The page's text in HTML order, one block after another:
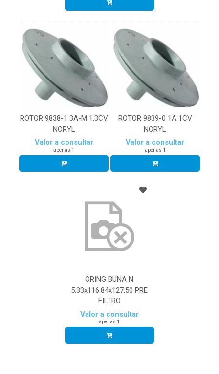
ROTOR 9838-1 3A-M 1.3CV
NORYL
Valor a consultar
apenas 1
ROTOR 9839-0 1A 1CV
NORYL
Valor a consultar
apenas 1
ORING BUNA N
5.33x116.84x127.50 PRE
FILTRO
Valor a consultar
apenas 1